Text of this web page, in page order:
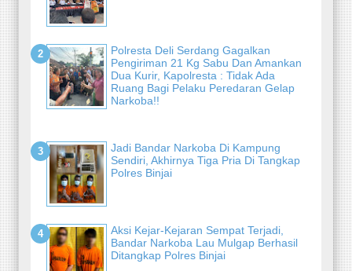
Polresta Deli Serdang Gagalkan
Pengiriman 21 Kg Sabu Dan Amankan
Dua Kurir, Kapolresta : Tidak Ada
Ruang Bagi Pelaku Peredaran Gelap
Narkoba!!
Jadi Bandar Narkoba Di Kampung
Sendiri, Akhirnya Tiga Pria Di Tangkap
Polres Binjai
Aksi Kejar-Kejaran Sempat Terjadi,
Bandar Narkoba Lau Mulgap Berhasil
Ditangkap Polres Binjai